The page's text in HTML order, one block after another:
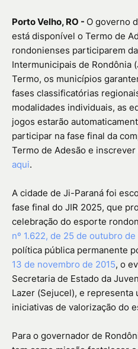
Porto Velho, RO - O governo
está disponível o Termo de
rondonienses participarem
Intermunicipais de Rondônia
Termo, os municípios
fases classificatórias
modalidades individuais, as
jogos estarão
participar na fase final da
Termo de Adesão e
aqui.
A cidade de Ji-Paraná foi
fase final do JIR 2025, que
celebração do esporte
nº 1.622, de 25 de outubro de
política pública permanente
13 de novembro de 2015, o
Secretaria de Estado da
Lazer (Sejucel), e representa
iniciativas de valorização do
Para o governador de